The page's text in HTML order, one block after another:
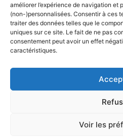
améliorer l’expérience de navigation et
(non-)personnalisées. Consentir à ces
traiter des données telles que le
uniques sur ce site. Le fait de ne pas
consentement peut avoir un effet
caractéristiques.
Voir les
TaggedACCDraftLBNCAANFL
All Texts Rights
All content on this site is
prohibited to reproduce,
way without the express